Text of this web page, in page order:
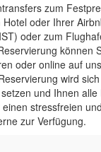
zum
oder Ihrer
oder zum
können
oder online auf
wird
und Ihnen alle
stressfreien
zur Verfügung.